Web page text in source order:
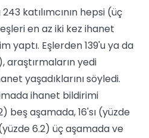
katılımcının hepsi (üç
en az iki kez ihanet
yaptı. Eşlerden 139'u ya da
araştırmaların yedi
yaşadıklarını söyledi.
ihanet bildirimi
beş aşamada, 16'sı (yüzde
6.2) üç aşamada ve